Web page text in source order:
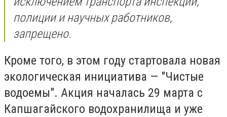
полиции и научных работников,
запрещено.
Кроме того, в этом году стартовала новая
экологическая инициатива — "Чистые
водоемы". Акция началась 29 марта с
Капшагайского водохранилища и уже